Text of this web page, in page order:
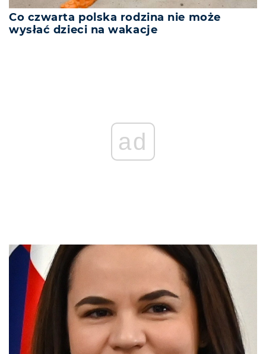
Co czwarta polska rodzina nie może
wysłać dzieci na wakacje
ad